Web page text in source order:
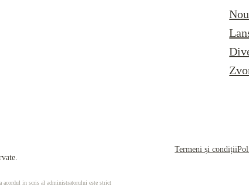
acordul in scris al administratorului este strict
Termeni și condiții